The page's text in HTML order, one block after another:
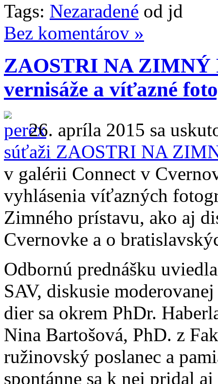
Tags: Nezaradené od jd
Bez komentárov »
ZAOSTRI NA ZIMNÝ
vernisáže a víťazné
26. apríla 2015 sa
súťaži ZAOSTRI NA
v galérii Connect v
vyhlásenia víťazných
Zimného prístavu, ako aj
Cvernovke a o
Odbornú prednášku
SAV, diskusie
dier sa okrem PhDr.
Nina Bartošová, PhD. z
ružinovský poslanec a
spontánne sa k nej pridal